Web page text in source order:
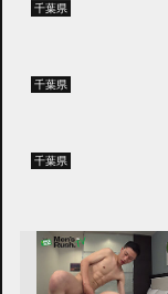
千葉県
千葉県
千葉県